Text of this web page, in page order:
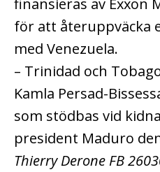
för att återuppväcka
med Venezuela.
– Trinidad och
Kamla Persad-
som stödbas vid
president Maduro
Thierry Derone FB